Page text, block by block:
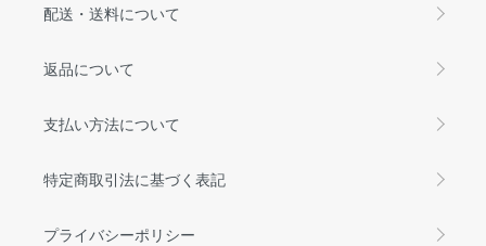
配送・送料について
返品について
支払い方法について
特定商取引法に基づく表記
プライバシーポリシー